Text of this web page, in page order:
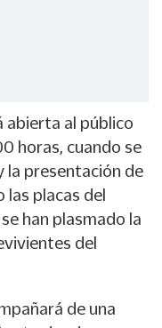
abierta al público
horas, cuando se
la presentación de
placas del
han plasmado la
del
de una